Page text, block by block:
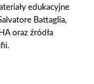
edukacyjne
Battaglia,
oraz źródła